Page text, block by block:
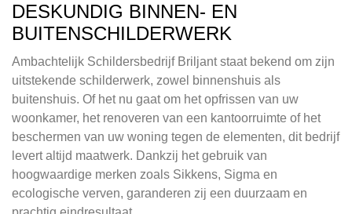
DESKUNDIG BINNEN- EN
BUITENSCHILDERWERK
Ambachtelijk Schildersbedrijf Briljant staat bekend om zijn
uitstekende schilderwerk, zowel binnenshuis als
buitenshuis. Of het nu gaat om het opfrissen van uw
woonkamer, het renoveren van een kantoorruimte of het
beschermen van uw woning tegen de elementen, dit bedrijf
levert altijd maatwerk. Dankzij het gebruik van
hoogwaardige merken zoals Sikkens, Sigma en
ecologische verven, garanderen zij een duurzaam en